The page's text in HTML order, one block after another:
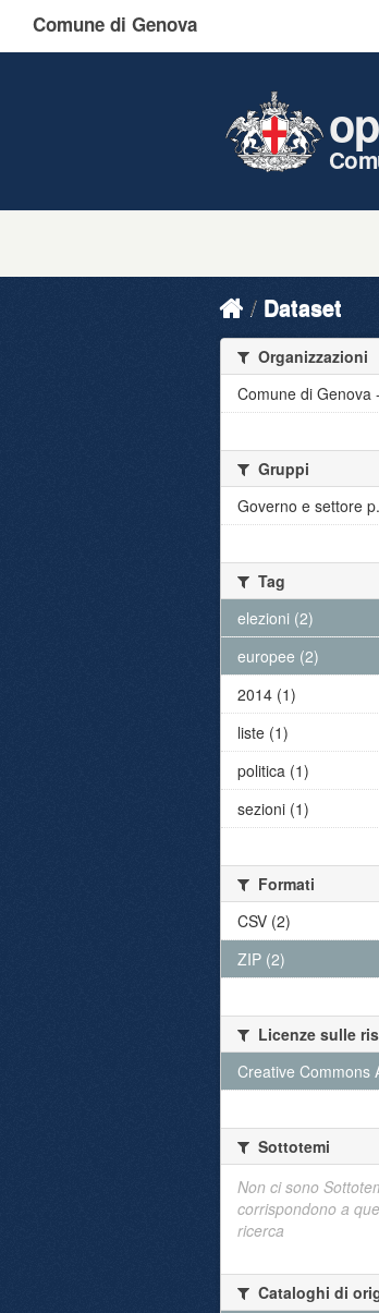
Comune di Genova
Dataset
Organizzazioni
Comune di Genova
Gruppi
Governo e settore
Tag
elezioni (2)
europee (2)
2014 (1)
liste (1)
politica (1)
sezioni (1)
Formati
CSV (2)
ZIP (2)
Licenze sulle
Creative Commons
Sottotemi
Non ci sono
corrispondono a
ricerca
Cataloghi di